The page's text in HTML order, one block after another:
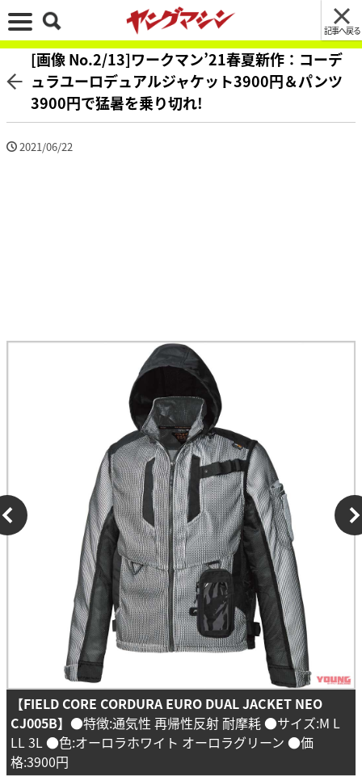
記事へ戻る
[画像 No.2/13]ワークマン’21春夏新作：コーデ
ュラユーロデュアルジャケット3900円＆パンツ
3900円で猛暑を乗り切れ!
2021/06/22
【FIELD CORE CORDURA EURO DUAL JACKET NEO
CJ005B】 ●特徴:通気性 再帰性反射 耐摩耗 ●サイズ:M L
LL 3L ●色:オーロラホワイト オーロラグリーン ●価
格:3900円